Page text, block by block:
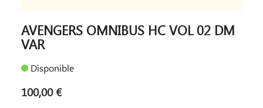
AVENGERS OMNIBUS HC VOL 02 DM
VAR
Disponible
100,00 €